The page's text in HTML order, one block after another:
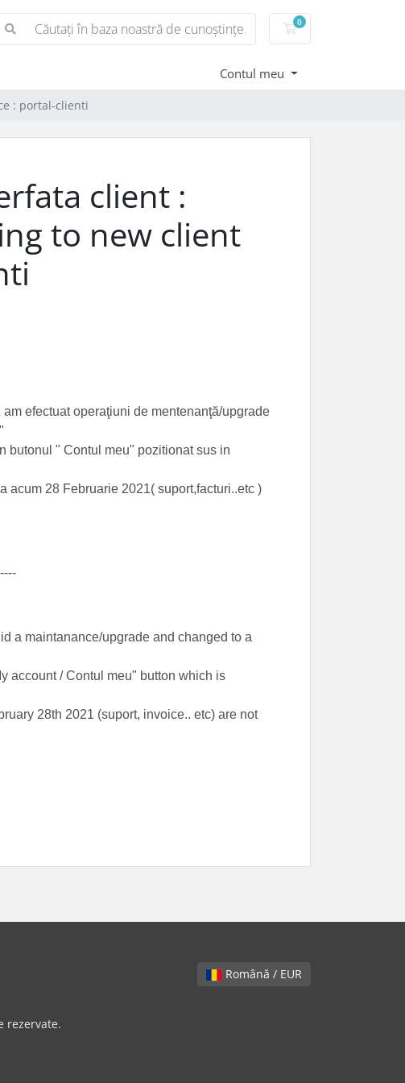
0
Coș de cumpărături
Contul meu
: portal-clienti
client :
to new client
efectuat operaţiuni de mentenanţă/upgrade
butonul " Contul meu" pozitionat sus in
acum 28 Februarie 2021( suport,facturi..etc )
a maintanance/upgrade and changed to a
account / Contul meu" button which is
28th 2021 (suport, invoice.. etc) are not
Română / EUR
rezervate.